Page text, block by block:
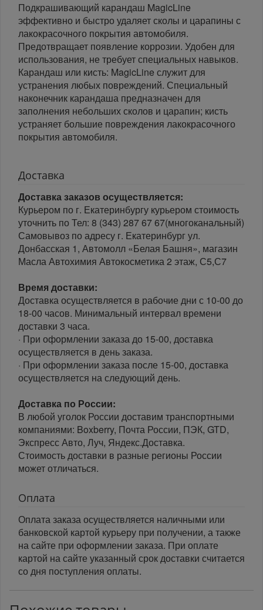
Подкрашивающий карандаш MagicLine
эффективно и быстро удаляет сколы и царапины с
лакокрасочного покрытия автомобиля.
Предотвращает появление коррозии. Удобен для
использования, не требует специальных навыков.
Карандаш или кисть: MagicLine служит для
устранения любых повреждений. Специальный
наконечник карандаша предназначен для
заполнения небольших сколов и царапин; кисть
устраняет большие повреждения лакокрасочного
покрытия автомобиля.
Доставка
Доставка заказов осуществляется:
Курьером по г. Екатеринбургу курьером стоимость
уточнить по Тел: 8 (343) 287 67 67(многоканальный)
Самовывоз по адресу г. Екатеринбург ул.
Донбасская 1, Автомолл «Белая Башня», магазин
Масла Автохимия Автокосметика 2 этаж, С5,С7
Время доставки:
Доставка осуществляется в рабочие дни с 10-00 до
18-00 часов. Минимальный интервал времени
доставки 3 часа.
· При оформлении заказа до 15-00, доставка
осуществляется в день заказа.
· При оформлении заказа после 15-00, доставка
осуществляется на следующий день.
Доставка по России:
В любой уголок России доставим транспортными
компаниями: Boxberry, Почта России, ПЭК, GTD,
Экспресс Авто, Луч, Яндекс.Доставка.
Стоимость доставки в разные регионы России
может отличаться.
Оплата
Оплата заказа осуществляется наличными или
банковской картой курьеру при получении, а также
на сайте при оформлении заказа. При оплате
картой на сайте указанный срок доставки считается
со дня поступления оплаты.